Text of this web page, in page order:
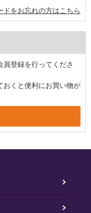
ドをお忘れの方はこちら
登録を行ってくださ
おくと便利にお買い物が